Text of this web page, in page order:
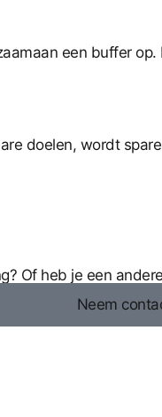
een buffer
doelen, wordt
Of heb je een
Neem